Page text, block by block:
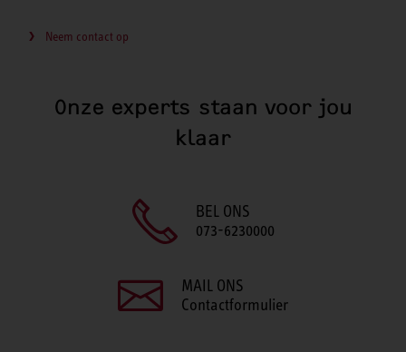
Neem contact op
Onze experts staan voor jou
klaar
BEL ONS
073-6230000
MAIL ONS
Contactformulier